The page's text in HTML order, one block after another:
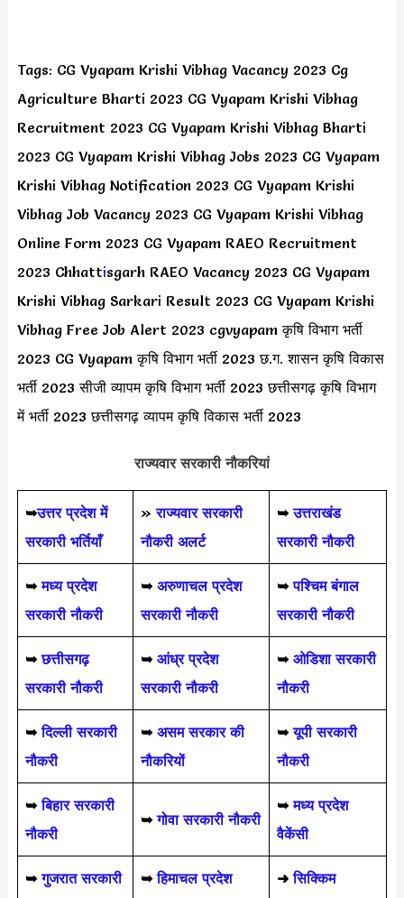
Tags: CG Vyapam Krishi Vibhag Vacancy 2023 Cg
Agriculture Bharti 2023 CG Vyapam Krishi Vibhag
Recruitment 2023 CG Vyapam Krishi Vibhag Bharti
2023 CG Vyapam Krishi Vibhag Jobs 2023 CG Vyapam
Krishi Vibhag Notification 2023 CG Vyapam Krishi
Vibhag Job Vacancy 2023 CG Vyapam Krishi Vibhag
Online Form 2023 CG Vyapam RAEO Recruitment
2023 Chhattisgarh RAEO Vacancy 2023 CG Vyapam
Krishi Vibhag Sarkari Result 2023 CG Vyapam Krishi
Vibhag Free Job Alert 2023 cgvyapam कृषि विभाग भर्ती
2023 CG Vyapam कृषि विभाग भर्ती 2023 छ.ग. शासन कृषि विकास
भर्ती 2023 सीजी व्यापम कृषि विभाग भर्ती 2023 छत्तीसगढ़ कृषि विभाग
में भर्ती 2023 छत्तीसगढ़ व्यापम कृषि विकास भर्ती 2023
राज्यवार सरकारी नौकरियां
➥उत्तर प्रदेश में
सरकारी भर्तियाँ
»राज्यवार सरकारी
नौकरी अलर्ट
➥ उत्तराखंड
सरकारी नौकरी
➥ मध्य प्रदेश
सरकारी नौकरी
➥ अरुणाचल प्रदेश
सरकारी नौकरी
➥ पश्चिम बंगाल
सरकारी नौकरी
➥ छत्तीसगढ़
सरकारी नौकरी
➥ आंध्र प्रदेश
सरकारी नौकरी
➥ ओडिशा सरकारी
नौकरी
➥ दिल्ली सरकारी
नौकरी
➥ असम सरकार की
नौकरियों
➥ यूपी सरकारी
नौकरी
➥बिहार सरकारी
नौकरी
➥गोवा सरकारी नौकरी
➥ मध्य प्रदेश
वैकेंसी
➥ गुजरात सरकारी
➥हिमाचल प्रदेश
➜ सिक्किम